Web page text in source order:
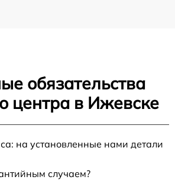
обязательства
центра в Ижевске
на установленные нами детали
случаем?